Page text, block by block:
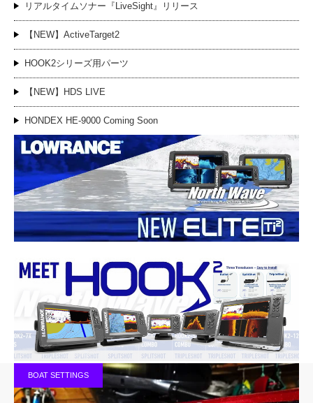
リアルタイムソナー『LiveSight』リリース
【NEW】ActiveTarget2
HOOK2シリーズ用パーツ
【NEW】HDS LIVE
HONDEX HE-9000 Coming Soon
BOAT SETTINGS